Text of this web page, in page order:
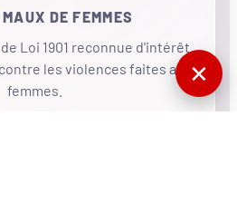
DE FEMMES
Loi 1901 reconnue d'intérêt
les violences faites aux
femmes.
✕